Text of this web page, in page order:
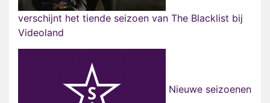
verschijnt het tiende seizoen van The Blacklist bij
Videoland
Nieuwe seizoenen